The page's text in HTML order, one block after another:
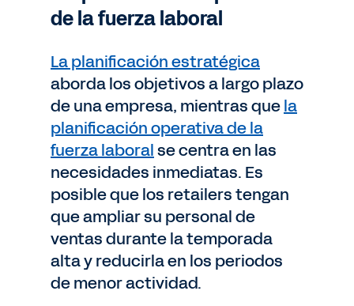
de la fuerza laboral
La planificación estratégica
aborda los objetivos a largo plazo
de una empresa, mientras quela
planificación operativa de la
fuerza laboralse centra en las
necesidades inmediatas. Es
posible que los retailers tengan
que ampliar su personal de
ventas durante la temporada
alta y reducirla en los periodos
de menor actividad.